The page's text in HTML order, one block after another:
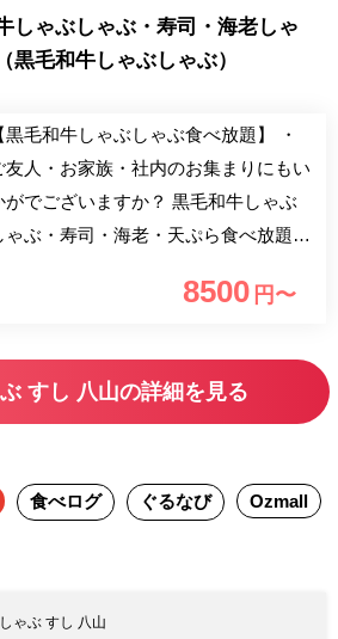
しゃぶしゃぶ・寿司・海老しゃ
黒毛和牛しゃぶしゃぶ）
黒毛和牛しゃぶしゃぶ食べ放題】 ・
友人・お家族・社内のお集まりにもい
がでございますか？ 黒毛和牛しゃぶ
ゃぶ・寿司・海老・天ぷら食べ放題。
8500 円〜
すし 八山の詳細を見る
食べログ ぐるなび Ozmall
ゃぶ すし 八山